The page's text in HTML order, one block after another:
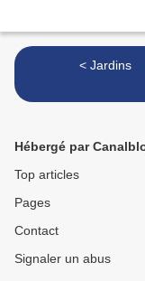
< Jardins
Hébergé par
Top articles
Pages
Contact
Signaler un abus